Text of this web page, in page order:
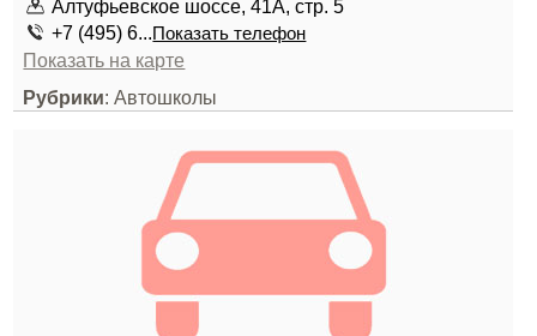
Алтуфьевское шоссе, 41А, стр. 5
+7 (495) 6...Показать телефон
Показать на карте
Рубрики: Автошколы